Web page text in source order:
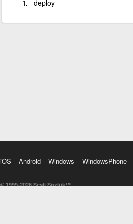
deploy
iOS Android Windows WindowsPhone
© 1999-2026 Sesli Sözlük™